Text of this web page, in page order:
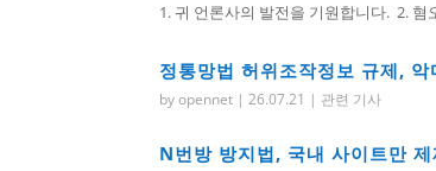
1. 귀 언론사의 발전을 기원합니다. 2.
정통망법 허위조작정보 규제,
byopennet |26.07.21 | 관련 기사
N번방 방지법, 국내 사이트만